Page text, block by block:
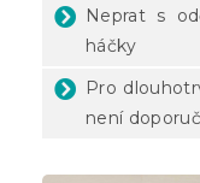
Neprat s
háčky
Pro
není